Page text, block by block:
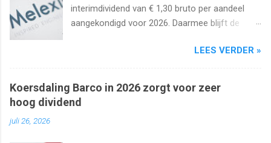
interimdividend van € 1,30 bruto per aandeel
aangekondigd voor 2026. Daarmee blijft de
LEES VERDER »
Koersdaling Barco in 2026 zorgt voor zeer
hoog dividend
juli 26, 2026